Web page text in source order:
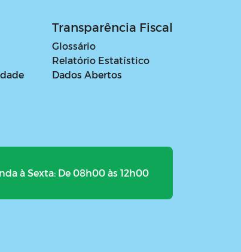
Transparência Fiscal
Glossário
Relatório Estatístico
Dados Abertos
à Sexta: De 08h00 às 12h00